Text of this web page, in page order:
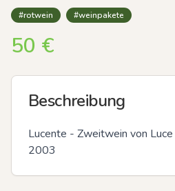
#rotwein #weinpakete
50 €
Beschreibung
Lucente - Zweitwein von Luce
2003